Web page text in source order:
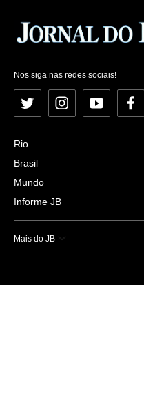
Nos siga nas redes sociais!
Twitter InstagramYouTube
Rio
Brasil
Mundo
Informe JB
Mais do JB
Esportes